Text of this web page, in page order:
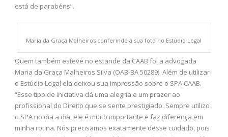
está de parabéns”.
Maria da Graça Malheiros conferindo a sua foto no Estúdio Legal
Quem também esteve no estande da CAAB foi a advogada
Maria da Graça Malheiros Silva (OAB-BA 50289). Além de utilizar
o Estúdio Legal ela deixou sua impressão sobre o SPA CAAB.
“Esse tipo de iniciativa dá uma alegria e um prazer ao
profissional do Direito que se sente prestigiado. Sempre utilizo
o SPA no dia a dia, ele é muito importante e faz diferença em
minha rotina. Nós precisamos exatamente desse cuidado, pois